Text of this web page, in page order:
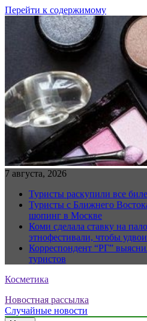
Перейти к содержимому
7 августа, 2026
Туристы раскупили все
Туристы с Ближнего
шопинг в Москве
Коми сделала ставку на
этнофестивали, чтобы
Корреспондент “РГ”
туристов
Косметика
Новостная рассылка
Случайные новости